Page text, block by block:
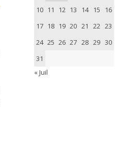
10 11 12 13 14 15
16
17 18 19 20 21 22 23
24 25 26 27 28 29 30
31
« Juil